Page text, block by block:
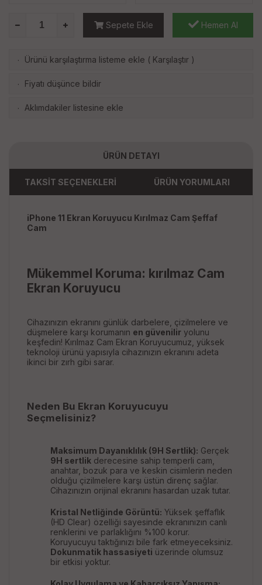
Sepete Ekle Hemen Al
· Ürünü karşılaştırma listeme ekle ( Karşılaştır )
· Fiyatı düşünce bildir
· Aklımdakiler listesine ekle
ÜRÜN DETAYI
TAKSİT SEÇENEKLERİ ÜRÜN YORUMLARI
iPhone 11 Ekran Koruyucu Kırılmaz Cam Şeffaf
Cam
Mükemmel Koruma: kırılmaz Cam
Ekran Koruyucu
Cihazınızın ekranını günlük darbelere, çizilmelere ve
düşmelere karşı korumanın en güvenilir yolunu
keşfedin! Kırılmaz Cam Ekran Koruyucumuz, yüksek
teknoloji ürünü yapısıyla cihazınızın ekranını adeta
ikinci bir zırh gibi sarar.
Neden Bu Ekran Koruyucuyu
Seçmelisiniz?
Maksimum Dayanıklılık (9H Sertlik): Gerçek
9H sertlik derecesine sahip temperli cam,
anahtar, bozuk para ve keskin cisimlerin neden
olduğu çizilmelere karşı üstün direnç sağlar.
Cihazınızın orijinal ekranını hasardan uzak tutar.
Kristal Netliğinde Görüntü: Yüksek şeffaflık
(HD Clear) özelliği sayesinde ekranınızın canlı
renklerini ve parlaklığını %100 korur.
Koruyucuyu taktığınızı bile fark etmeyeceksiniz.
Dokunmatik hassasiyeti üzerinde olumsuz
bir etkisi yoktur.